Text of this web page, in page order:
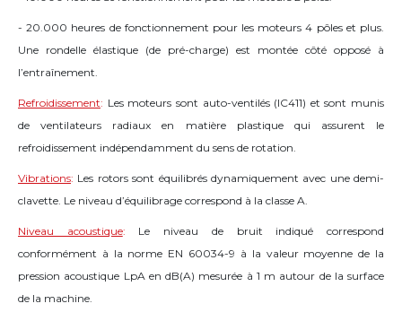
- 20.000 heures de fonctionnement pour les moteurs 4 pôles et plus.
Une rondelle élastique (de pré-charge) est montée côté opposé à
l’entraînement.
Refroidissement: Les moteurs sont auto-ventilés (IC411) et sont munis
de ventilateurs radiaux en matière plastique qui assurent le
refroidissement indépendamment du sens de rotation.
Vibrations: Les rotors sont équilibrés dynamiquement avec une demi-
clavette. Le niveau d’équilibrage correspond à la classe A.
Niveau acoustique: Le niveau de bruit indiqué correspond
conformément à la norme EN 60034-9 à la valeur moyenne de la
pression acoustique LpA en dB(A) mesurée à 1 m autour de la surface
de la machine.